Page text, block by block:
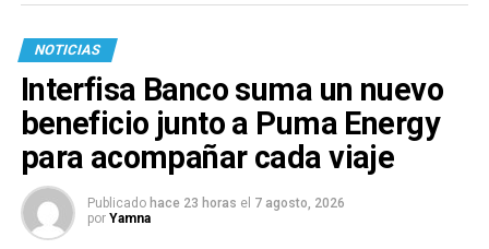
NOTICIAS
Interfisa Banco suma un nuevo
beneficio junto a Puma Energy
para acompañar cada viaje
Publicado hace 23 horas el 7 agosto, 2026
por Yamna